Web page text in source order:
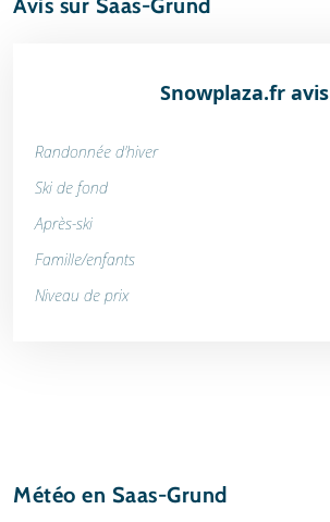
Avis sur Saas-Grund
Snowplaza.fr avis
Randonnée d'hiver
Ski de fond
Après-ski
Famille/enfants
Niveau de prix
Météo en Saas-Grund